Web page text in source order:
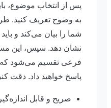
پس از انتخاب موضوع،
به وضوح تعریف کنید.
شما را بیان می‌کند و
نشان دهد. سپس، این
فرعی تقسیم می‌شود که
پاسخ خواهید داد. دقت
صریح و قابل